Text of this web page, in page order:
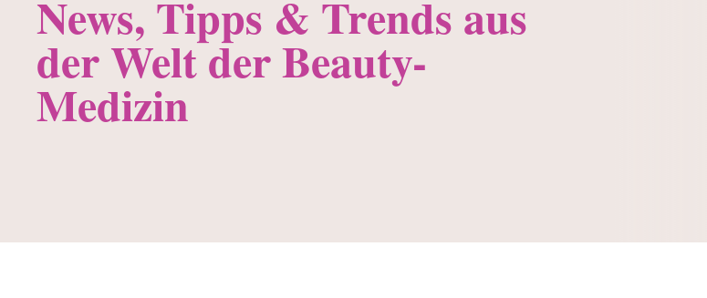
News, Tipps & Trends aus
der Welt der Beauty-
Medizin